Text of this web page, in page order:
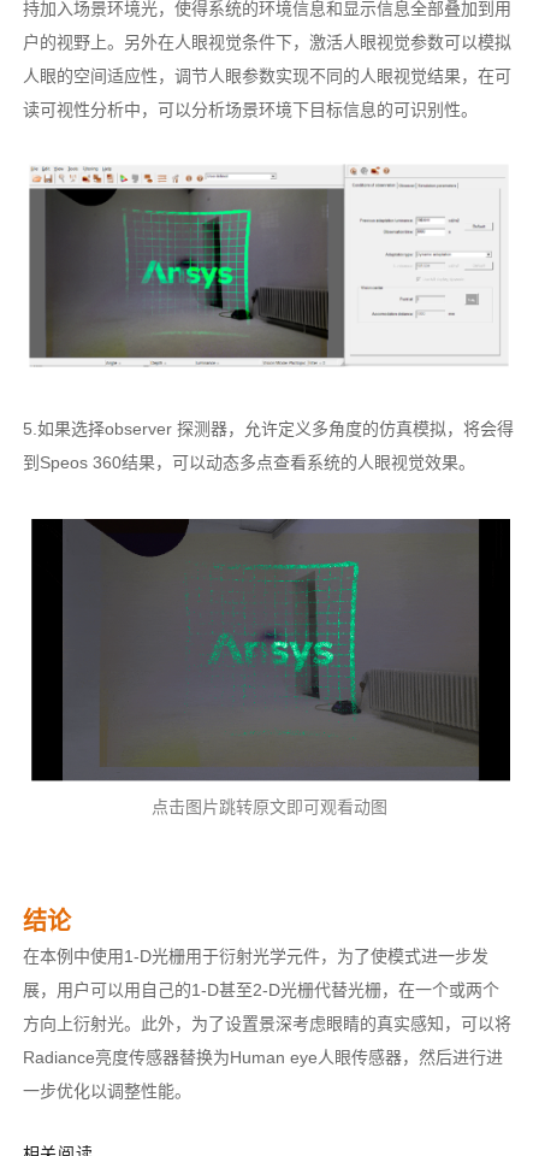
持加入场景环境光，使得系统的环境信息和显示信息全部叠加到用
户的视野上。另外在人眼视觉条件下，激活人眼视觉参数可以模拟
人眼的空间适应性，调节人眼参数实现不同的人眼视觉结果，在可
读可视性分析中，可以分析场景环境下目标信息的可识别性。
5.如果选择observer 探测器，允许定义多角度的仿真模拟，将会得
到Speos 360结果，可以动态多点查看系统的人眼视觉效果。
点击图片跳转原文即可观看动图
结论
在本例中使用1-D光栅用于衍射光学元件，为了使模式进一步发
展，用户可以用自己的1-D甚至2-D光栅代替光栅，在一个或两个
方向上衍射光。此外，为了设置景深考虑眼睛的真实感知，可以将
Radiance亮度传感器替换为Human eye人眼传感器，然后进行进
一步优化以调整性能。